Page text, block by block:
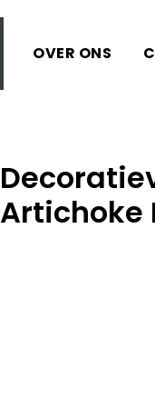
OVER ONS
Artichoke